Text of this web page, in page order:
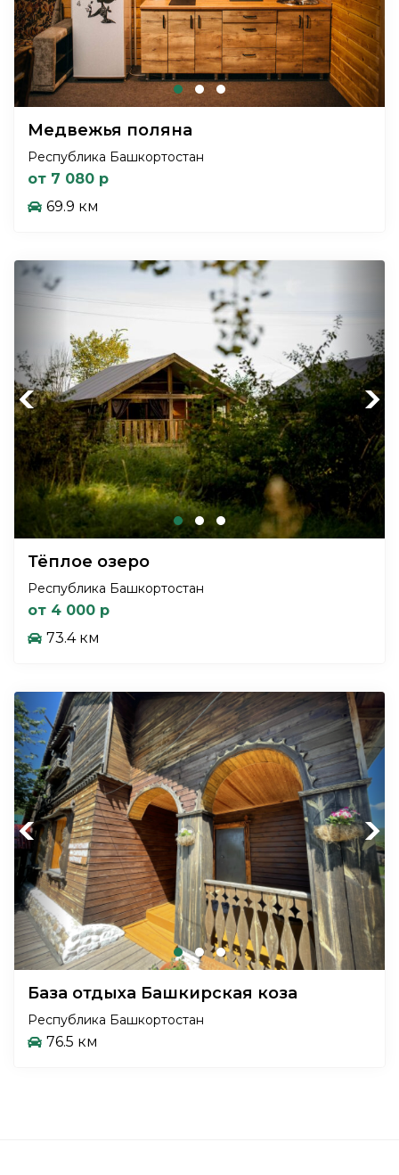
Медвежья поляна
Республика Башкортостан
от 7 080 р
69.9 км
Previous Next
Тёплое озеро
Республика Башкортостан
от 4 000 р
73.4 км
Previous Next
База отдыха Башкирская коза
Республика Башкортостан
76.5 км